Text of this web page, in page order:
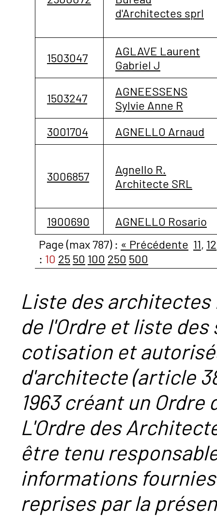
d'Architectes sprl
1503047
AGLAVE Laurent
Gabriel J
1503247
AGNEESSENS
Sylvie Anne R
3001704
AGNELLO Arnaud
3006857
Agnello R.
Architecte SRL
1900690
AGNELLO Rosario
Page (max 787) : « Précédente 11, 12
: 10 25 50 100 250 500
Liste des
de l'Ordre et liste
cotisation et
d'architecte (article
1963 créant un
L'Ordre des
être tenu
informations
reprises par la